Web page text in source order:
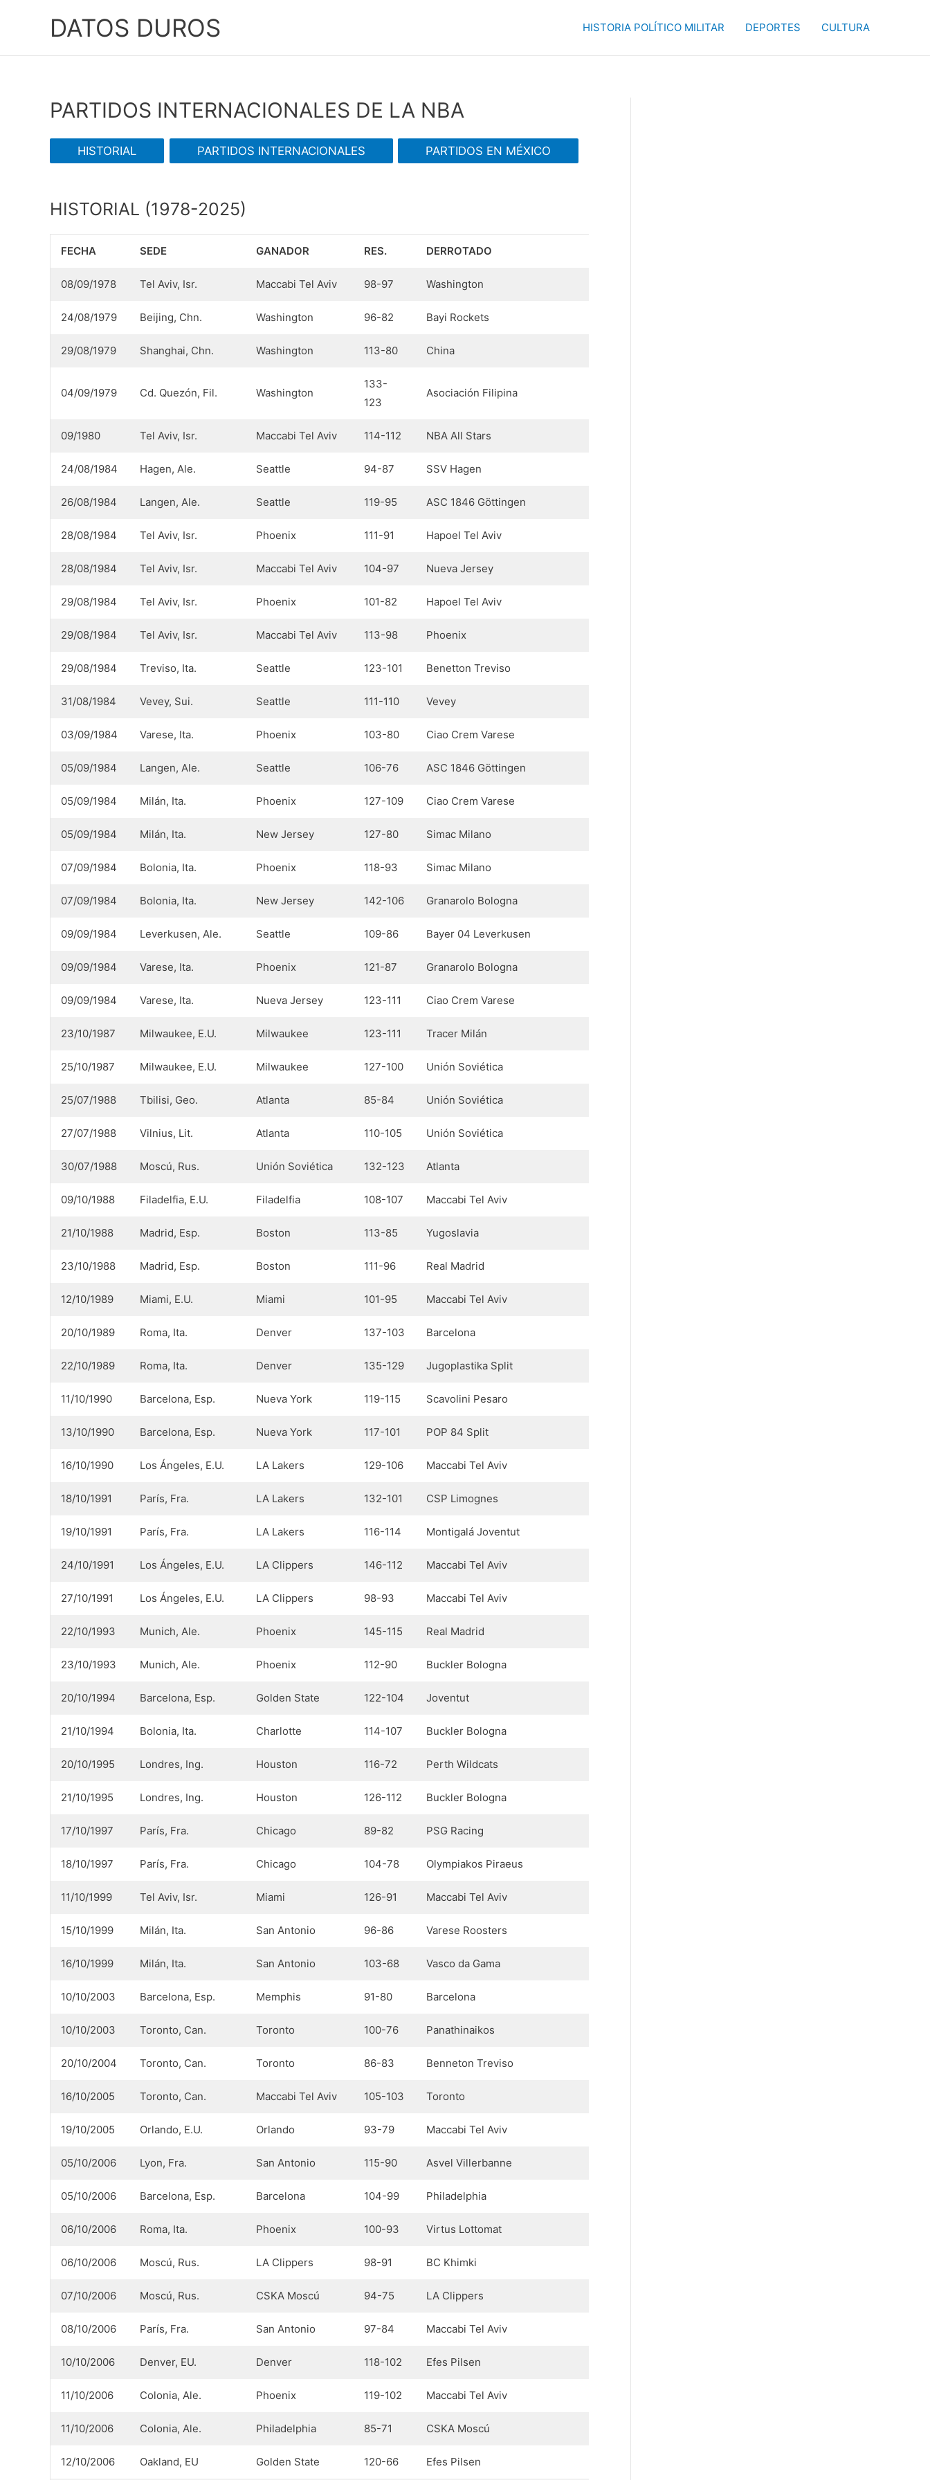
DATOS DUROS HISTORIA POLÍTICO MILITAR DEPORTES CULTURA
PARTIDOS INTERNACIONALES DE LA NBA
HISTORIAL PARTIDOS INTERNACIONALES PARTIDOS EN MÉXICO
HISTORIAL (1978-2025)
FECHA SEDE GANADOR RES. DERROTADO
08/09/1978 Tel Aviv, Isr. Maccabi Tel Aviv 98-97 Washington
24/08/1979 Beijing, Chn. Washington 96-82 Bayi Rockets
29/08/1979 Shanghai, Chn. Washington 113-80 China
04/09/1979 Cd. Quezón, Fil. Washington
133-
123
Asociación Filipina
09/1980 Tel Aviv, Isr. Maccabi Tel Aviv 114-112 NBA All Stars
24/08/1984 Hagen, Ale. Seattle 94-87 SSV Hagen
26/08/1984 Langen, Ale. Seattle 119-95 ASC 1846 Göttingen
28/08/1984 Tel Aviv, Isr. Phoenix 111-91 Hapoel Tel Aviv
28/08/1984 Tel Aviv, Isr. Maccabi Tel Aviv 104-97 Nueva Jersey
29/08/1984 Tel Aviv, Isr. Phoenix 101-82 Hapoel Tel Aviv
29/08/1984 Tel Aviv, Isr. Maccabi Tel Aviv 113-98 Phoenix
29/08/1984 Treviso, Ita. Seattle 123-101 Benetton Treviso
31/08/1984 Vevey, Sui. Seattle 111-110 Vevey
03/09/1984 Varese, Ita. Phoenix 103-80 Ciao Crem Varese
05/09/1984 Langen, Ale. Seattle 106-76 ASC 1846 Göttingen
05/09/1984 Milán, Ita. Phoenix 127-109 Ciao Crem Varese
05/09/1984 Milán, Ita. New Jersey 127-80 Simac Milano
07/09/1984 Bolonia, Ita. Phoenix 118-93 Simac Milano
07/09/1984 Bolonia, Ita. New Jersey 142-106 Granarolo Bologna
09/09/1984 Leverkusen, Ale. Seattle 109-86 Bayer 04 Leverkusen
09/09/1984 Varese, Ita. Phoenix 121-87 Granarolo Bologna
09/09/1984 Varese, Ita. Nueva Jersey 123-111 Ciao Crem Varese
23/10/1987 Milwaukee, E.U. Milwaukee 123-111 Tracer Milán
25/10/1987 Milwaukee, E.U. Milwaukee 127-100 Unión Soviética
25/07/1988 Tbilisi, Geo. Atlanta 85-84 Unión Soviética
27/07/1988 Vilnius, Lit. Atlanta 110-105 Unión Soviética
30/07/1988 Moscú, Rus. Unión Soviética 132-123 Atlanta
09/10/1988 Filadelfia, E.U. Filadelfia 108-107 Maccabi Tel Aviv
21/10/1988 Madrid, Esp. Boston 113-85 Yugoslavia
23/10/1988 Madrid, Esp. Boston 111-96 Real Madrid
12/10/1989 Miami, E.U. Miami 101-95 Maccabi Tel Aviv
20/10/1989 Roma, Ita. Denver 137-103 Barcelona
22/10/1989 Roma, Ita. Denver 135-129 Jugoplastika Split
11/10/1990 Barcelona, Esp. Nueva York 119-115 Scavolini Pesaro
13/10/1990 Barcelona, Esp. Nueva York 117-101 POP 84 Split
16/10/1990 Los Ángeles, E.U. LA Lakers 129-106 Maccabi Tel Aviv
18/10/1991 París, Fra. LA Lakers 132-101 CSP Limognes
19/10/1991 París, Fra. LA Lakers 116-114 Montigalá Joventut
24/10/1991 Los Ángeles, E.U. LA Clippers 146-112 Maccabi Tel Aviv
27/10/1991 Los Ángeles, E.U. LA Clippers 98-93 Maccabi Tel Aviv
22/10/1993 Munich, Ale. Phoenix 145-115 Real Madrid
23/10/1993 Munich, Ale. Phoenix 112-90 Buckler Bologna
20/10/1994 Barcelona, Esp. Golden State 122-104 Joventut
21/10/1994 Bolonia, Ita. Charlotte 114-107 Buckler Bologna
20/10/1995 Londres, Ing. Houston 116-72 Perth Wildcats
21/10/1995 Londres, Ing. Houston 126-112 Buckler Bologna
17/10/1997 París, Fra. Chicago 89-82 PSG Racing
18/10/1997 París, Fra. Chicago 104-78 Olympiakos Piraeus
11/10/1999 Tel Aviv, Isr. Miami 126-91 Maccabi Tel Aviv
15/10/1999 Milán, Ita. San Antonio 96-86 Varese Roosters
16/10/1999 Milán, Ita. San Antonio 103-68 Vasco da Gama
10/10/2003 Barcelona, Esp. Memphis 91-80 Barcelona
10/10/2003 Toronto, Can. Toronto 100-76 Panathinaikos
20/10/2004 Toronto, Can. Toronto 86-83 Benneton Treviso
16/10/2005 Toronto, Can. Maccabi Tel Aviv 105-103 Toronto
19/10/2005 Orlando, E.U. Orlando 93-79 Maccabi Tel Aviv
05/10/2006 Lyon, Fra. San Antonio 115-90 Asvel Villerbanne
05/10/2006 Barcelona, Esp. Barcelona 104-99 Philadelphia
06/10/2006 Roma, Ita. Phoenix 100-93 Virtus Lottomat
06/10/2006 Moscú, Rus. LA Clippers 98-91 BC Khimki
07/10/2006 Moscú, Rus. CSKA Moscú 94-75 LA Clippers
08/10/2006 París, Fra. San Antonio 97-84 Maccabi Tel Aviv
10/10/2006 Denver, EU. Denver 118-102 Efes Pilsen
11/10/2006 Colonia, Ale. Phoenix 119-102 Maccabi Tel Aviv
11/10/2006 Colonia, Ale. Philadelphia 85-71 CSKA Moscú
12/10/2006 Oakland, EU Golden State 120-66 Efes Pilsen